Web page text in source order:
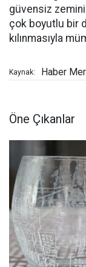
güvensiz
çok boyutlu bir
kılınmasıyla
Kaynak: Haber
Öne Çıkanlar